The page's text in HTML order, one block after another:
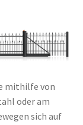
mithilfe von
oder am
sich auf